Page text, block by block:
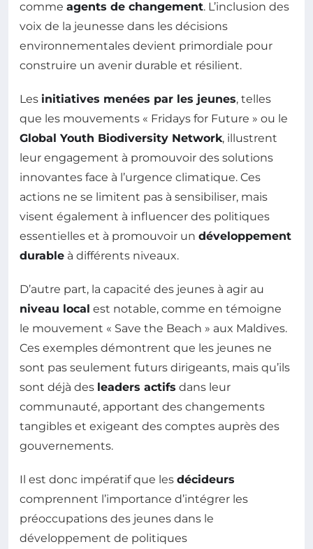
comme agents de changement. L’inclusion des
voix de la jeunesse dans les décisions
environnementales devient primordiale pour
construire un avenir durable et résilient.
Les initiatives menées par les jeunes, telles
que les mouvements « Fridays for Future » ou le
Global Youth Biodiversity Network, illustrent
leur engagement à promouvoir des solutions
innovantes face à l’urgence climatique. Ces
actions ne se limitent pas à sensibiliser, mais
visent également à influencer des politiques
essentielles et à promouvoir un développement
durable à différents niveaux.
D’autre part, la capacité des jeunes à agir au
niveau local est notable, comme en témoigne
le mouvement « Save the Beach » aux Maldives.
Ces exemples démontrent que les jeunes ne
sont pas seulement futurs dirigeants, mais qu’ils
sont déjà des leaders actifs dans leur
communauté, apportant des changements
tangibles et exigeant des comptes auprès des
gouvernements.
Il est donc impératif que les décideurs
comprennent l’importance d’intégrer les
préoccupations des jeunes dans le
développement de politiques